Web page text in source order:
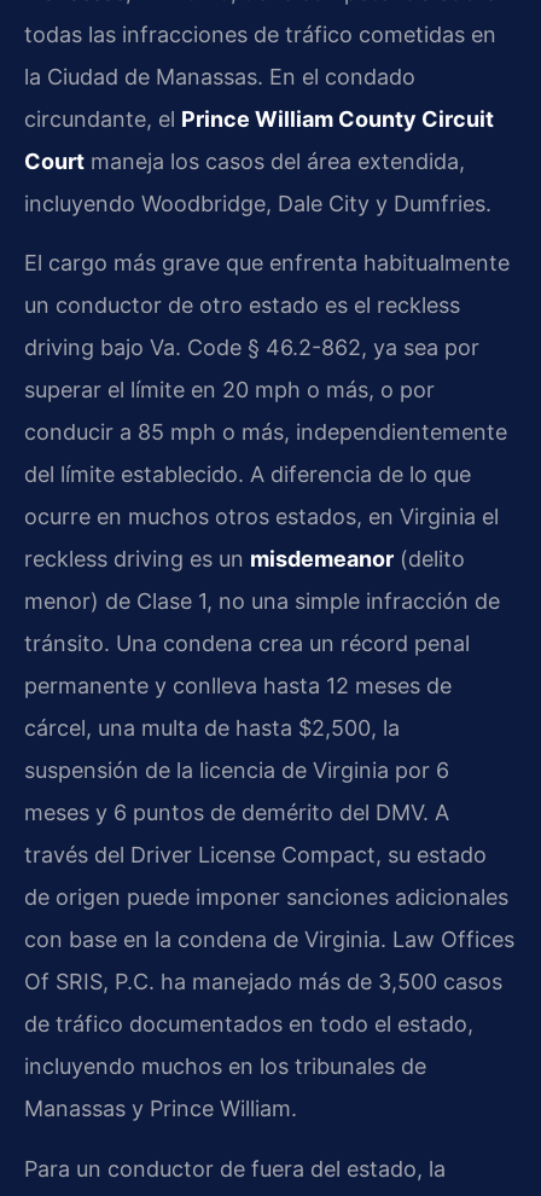
todas las infracciones de tráfico cometidas en
la Ciudad de Manassas. En el condado
circundante, el Prince William County Circuit
Court maneja los casos del área extendida,
incluyendo Woodbridge, Dale City y Dumfries.
El cargo más grave que enfrenta habitualmente
un conductor de otro estado es el reckless
driving bajo Va. Code § 46.2-862, ya sea por
superar el límite en 20 mph o más, o por
conducir a 85 mph o más, independientemente
del límite establecido. A diferencia de lo que
ocurre en muchos otros estados, en Virginia el
reckless driving es un misdemeanor (delito
menor) de Clase 1, no una simple infracción de
tránsito. Una condena crea un récord penal
permanente y conlleva hasta 12 meses de
cárcel, una multa de hasta $2,500, la
suspensión de la licencia de Virginia por 6
meses y 6 puntos de demérito del DMV. A
través del Driver License Compact, su estado
de origen puede imponer sanciones adicionales
con base en la condena de Virginia. Law Offices
Of SRIS, P.C. ha manejado más de 3,500 casos
de tráfico documentados en todo el estado,
incluyendo muchos en los tribunales de
Manassas y Prince William.
Para un conductor de fuera del estado, la